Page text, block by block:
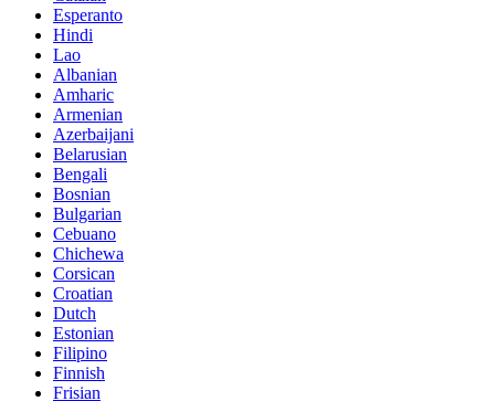
Esperanto
Hindi
Lao
Albanian
Amharic
Armenian
Azerbaijani
Belarusian
Bengali
Bosnian
Bulgarian
Cebuano
Chichewa
Corsican
Croatian
Dutch
Estonian
Filipino
Finnish
Frisian